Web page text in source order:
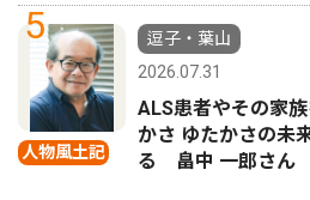
5
人物風土記
逗子・葉山
2026.07.31
ALS患者やその家
かさ ゆたかさの未
る 畠中 一郎さん